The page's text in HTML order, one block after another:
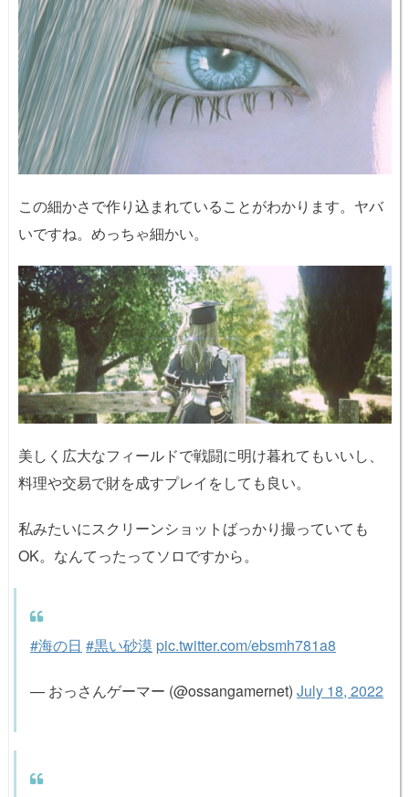
この細かさで作り込まれていることがわかります。ヤバ
いですね。めっちゃ細かい。
美しく広大なフィールドで戦闘に明け暮れてもいいし、
料理や交易で財を成すプレイをしても良い。
私みたいにスクリーンショットばっかり撮っていても
OK。なんてったってソロですから。
#海の日 #黒い砂漠 pic.twitter.com/ebsmh781a8
— おっさんゲーマー (@ossangamernet) July 18, 2022